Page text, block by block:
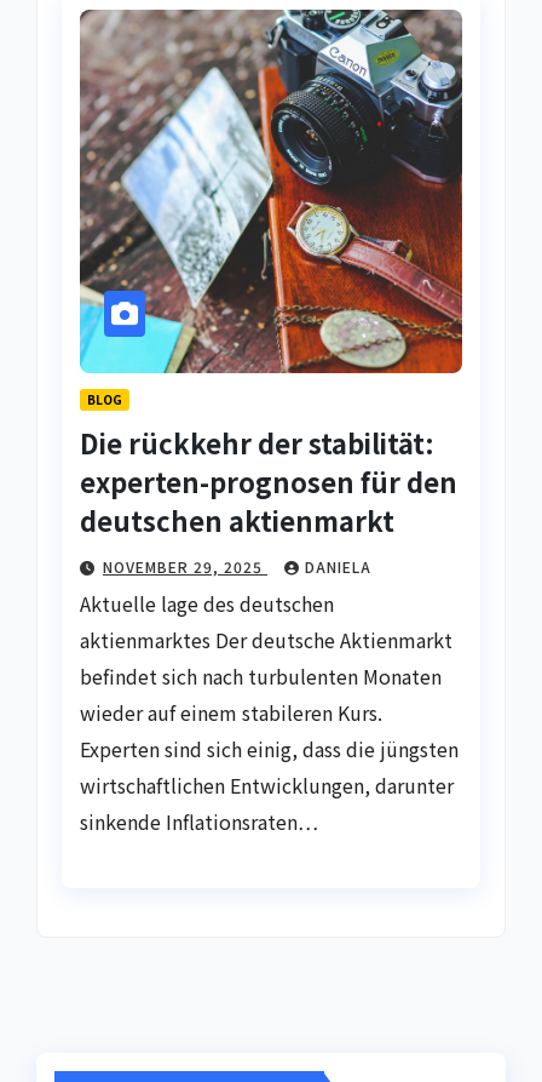
BLOG
Die rückkehr der stabilität:
experten-prognosen für den
deutschen aktienmarkt
NOVEMBER 29, 2025 DANIELA
Aktuelle lage des deutschen
aktienmarktes Der deutsche Aktienmarkt
befindet sich nach turbulenten Monaten
wieder auf einem stabileren Kurs.
Experten sind sich einig, dass die jüngsten
wirtschaftlichen Entwicklungen, darunter
sinkende Inflationsraten…